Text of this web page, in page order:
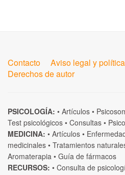
Contacto Aviso legal y
Derechos de autor
PSICOLOGÍA: • Artículos •
Test psicológicos • Consultas •
MEDICINA: • Artículos •
medicinales • Tratamientos
Aromaterapia • Guía de fármacos
RECURSOS: • Consulta de